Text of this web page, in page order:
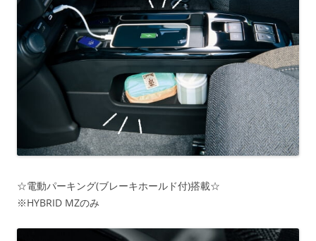
☆電動パーキング(ブレーキホールド付)搭載☆
※HYBRID MZのみ